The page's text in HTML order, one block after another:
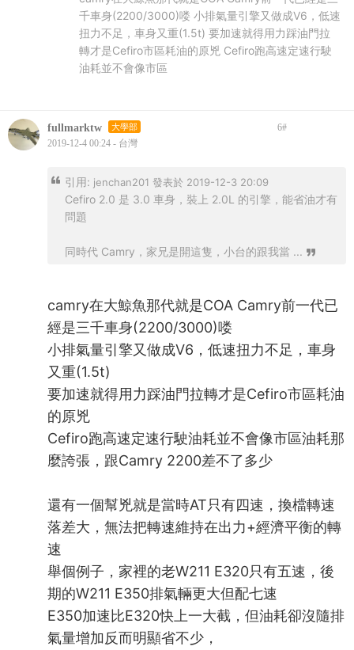
千車身(2200/3000)喽 小排氣量引擎又做成V6，低速
扭力不足，車身又重(1.5t) 要加速就得用力踩油門拉
轉才是Cefiro市區耗油的原兇 Cefiro跑高速定速行駛
油耗並不會像市區
fullmarktw 大學部 6#
2019-12-4 00:24 - 台灣
引用: jenchan201 發表於 2019-12-3 20:09
Cefiro 2.0 是 3.0 車身，裝上 2.0L 的引擎，能省油才有
問題
同時代 Camry，家兄是開這隻，小台的跟我當 ...
camry在大鯨魚那代就是COA Camry前一代已
經是三千車身(2200/3000)喽
小排氣量引擎又做成V6，低速扭力不足，車身
又重(1.5t)
要加速就得用力踩油門拉轉才是Cefiro市區耗油
的原兇
Cefiro跑高速定速行駛油耗並不會像市區油耗那
麼誇張，跟Camry 2200差不了多少
還有一個幫兇就是當時AT只有四速，換檔轉速
落差大，無法把轉速維持在出力+經濟平衡的轉
速
舉個例子，家裡的老W211 E320只有五速，後
期的W211 E350排氣輛更大但配七速
E350加速比E320快上一大截，但油耗卻沒隨排
氣量增加反而明顯省不少，